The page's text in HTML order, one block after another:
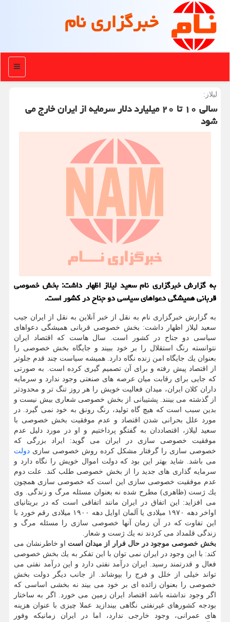
خبرگزاری نام
منو
لیلاز:
سالی ۱۰ تا ۲۰ میلیارد دلار سرمایه از ایران خارج می
شود
به گزارش خبرگزاری نام سعید لیلاز اظهار داشت: بخش خصوصی
قربانی همیشگی دعواهای سیاسی دو جناح در كشور است.
به گزارش خبرگزاری نام به نقل از خبر آنلاین به نقل از ایران جیب
سعید لیلاز اظهار داشت: بخش خصوصی قربانی همیشگی دعواهای
سیاسی دو جناح در كشور است. سال هاست كه اقتصاد ایران
نتوانسته رنگ استقلال را بر خود ببیند و جایگاه بخش خصوصی را
بعنوان یك جایگاه امن زنده نگاه دارد. همیشه سیاست چند قدم جلوتر
از اقتصاد پیش رفته و برای آن تصمیم گیری كرده است. به صورتی
كه جایی برای رقابت میان عرصه های صنعتی وجود ندارد و سرمایه
داران كلان ایران، میدان فعالیت خویش را هر روز تنگ تر و محدودتر
از گذشته می بینند. پشتیبانی از بخش خصوصی شعاری بیش نیست و
بدین سبب است كه هیچ گاه تولید، رنگ رونق به خود نمی گیرد. در
مورد علل بحرانی شدن اقتصاد و عدم موفقیت بخش خصوصی با
سعید لیلاز، اقتصاددان به گفتگو پرداختیم و او در مورد دلیل عدم
موفقیت خصوصی سازی در ایران می گوید: ایراد بزرگی كه
خصوصی سازی را گرفتار مشكل كرده روش خصوصی سازی دولت
می باشد. شاید بهتر این بود كه دولت اموال خویش را نگاه دارد و
سرمایه گذاری های جدید را از بخش خصوصی طلب كند. علت دوم
عدم موفقیت خصوصی سازی این است كه خصوصی سازی همچون
یك ژست (ظاهری) مطرح شده نه بعنوان مسئله مرگ و زندگی. وی
می افزاید: این اتفاق در ایران مانند اتفاقی است كه در بریتانیای
اواخر دهه ۱۹۷۰ میلادی یا آلمان اوایل دهه ۱۹۰۰ میلادی رقم خورد با
این تفاوت كه در آن زمان آنها خصوصی سازی را مسئله مرگ و
زندگی قلمداد می كردند نه یك ژست و شعار.
بخش خصوصی موجود در حال فرار از میدان است او خاطرنشان می
كند: با این وجود در ایران نمی توان با این تفكر به یك بخش خصوصی
فعال و قدرتمند رسید. ایران درآمد نفتی دارد و این درآمد نفتی می
تواند خیلی از خلل و فرج را بپوشاند. از جانب دیگر دولت بخش
خصوصی را بعنوان زائده ای بر خود می بیند نه بخشی اساسی كه
اگر وجود نداشته باشد اقتصاد ایران زمین می خورد. اگر به ساختار
بودجه كشورهای غیرنفتی نگاهی بیندازید عملا چیزی با عنوان هزینه
های عمرانی، وجود خارجی ندارد، اما در ایران زمانیكه وفور